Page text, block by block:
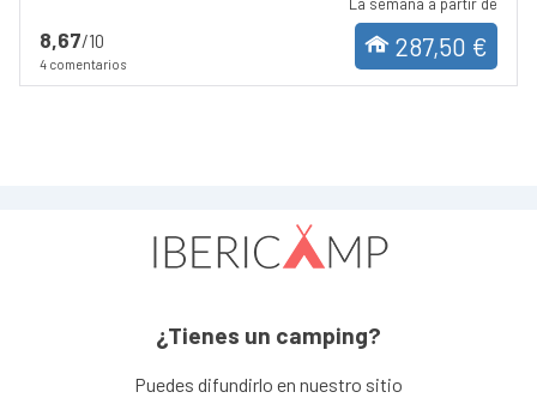
8,67/10
4 comentarios
287,50 €
¿Tienes un camping?
Puedes difundirlo en nuestro sitio